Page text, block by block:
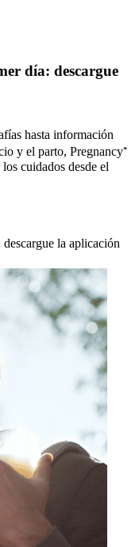
día: descargue
hasta información
y el parto, Pregnancy⁺
cuidados desde el